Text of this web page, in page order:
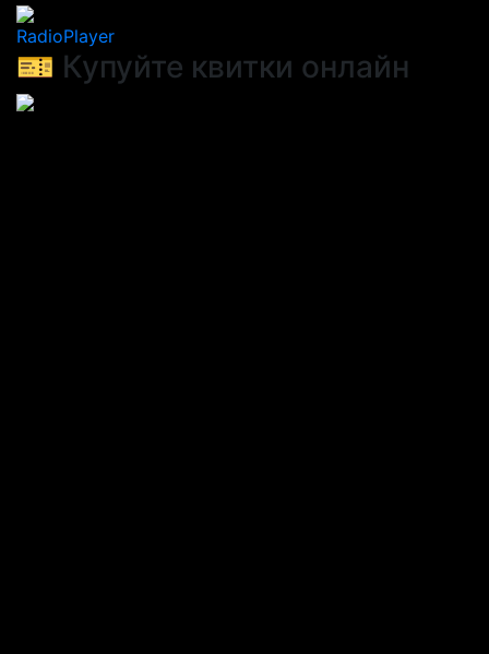
RadioPlayer
🎫 Купуйте квитки онлайн